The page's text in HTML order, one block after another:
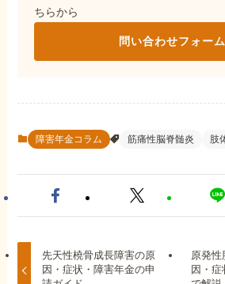
ちらから
問い合わせフォーム
障害年金コラム 筋痛性脳脊髄炎 肢
先天性橈骨成長障害の原
因・症状・障害年金の申
原発性
因・症